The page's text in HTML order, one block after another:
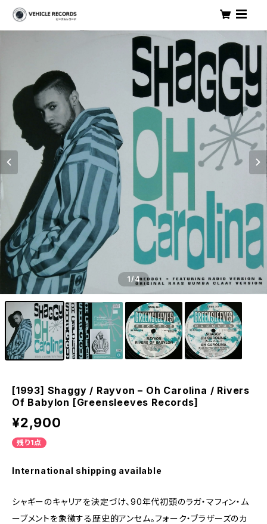
1/4
[1993] Shaggy / Rayvon – Oh Carolina / Rivers
Of Babylon [Greensleeves Records]
¥2,900
残り1点
International shipping available
シャギーのキャリアを決定づけ、90年代初頭のラガ・マフィン・ム
ーブメントを象徴する歴史的アンセム。フォーク・ブラザーズのカ